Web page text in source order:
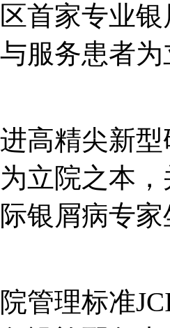
首家专业
服务患者
高精尖新
立院之本
银屑病专
管理标准